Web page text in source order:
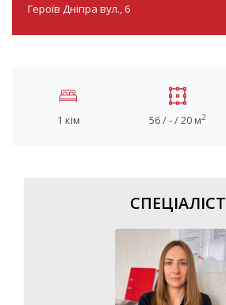
Героїв Дніпра вул., 6
1 кім 56 / - / 20 м2
СПЕЦІАЛІСТ